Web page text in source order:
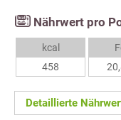
Nährwert pro
kcal
458
Detaillierte